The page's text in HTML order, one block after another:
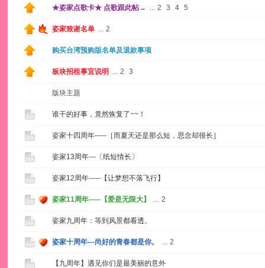
★姿家点歌卡★ 点歌跟此帖→ ... 2 3 4 5
姿家致谢名单 ... 2
购买台湾预购版名单及退款事项
板块招租事宜说明 ... 2 3
版块主题
谁干的好事，竟然恢复了~~！
姿家十四周年-----［而夏天还是那么短，思念却很长］
姿家13周年---〔纸短情长〕
姿家12周年-----【让梦想不落飞行】
姿家11周年-----【爱是无限大】 ... 2
姿家九周年：等到风景都看透。
姿家十周年---尚好的青春都是你。 ... 2
【九周年】遇见你们是最美丽的意外